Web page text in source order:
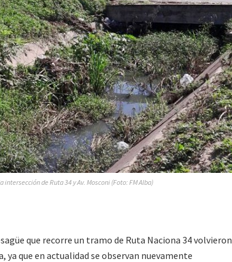
intersección de Ruta 34 y Av. Mosconi (Foto: FM Alba)
que recorre un tramo de Ruta Naciona 34 volvieron
que en actualidad se observan nuevamente